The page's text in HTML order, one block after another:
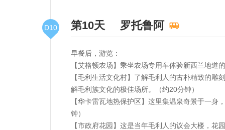
D10 第10天 罗托鲁阿
早餐后，游览：
【艾格顿农场】乘坐农场专用车体验新西兰地
【毛利生活文化村】了解毛利人的古朴精致的
解毛利族文化的极佳场所。（约20分钟）
【华卡雷瓦地热保护区】这里集温泉奇景于一
钟）
【市政府花园】这是当年毛利人的议会大楼，